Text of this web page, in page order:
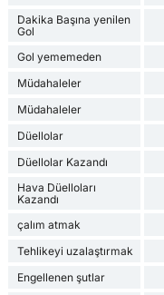
Dakika Başına yenilen
Gol
Gol yememeden
Müdahaleler
Müdahaleler
Düellolar
Düellolar Kazandı
Hava Düelloları
Kazandı
çalım atmak
Tehlikeyi uzalaştırmak
Engellenen şutlar